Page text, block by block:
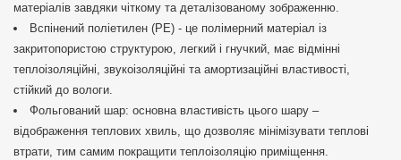
матеріалів завдяки чіткому та деталізованому зображенню.
Вспінений поліетилен (РЕ) - це полімерний матеріал із
закритопористою структурою, легкий і гнучкий, має відмінні
теплоізоляційні, звукоізоляційні та амортизаційні властивості,
стійкий до вологи.
Фольгований шар: основна властивість цього шару –
відображення теплових хвиль, що дозволяє мінімізувати теплові
втрати, тим самим покращити теплоізоляцію приміщення.